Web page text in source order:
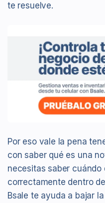
te resuelve.
Por eso vale la pena
con saber qué es una
necesitas saber
correctamente dentro
Bsale te ayuda a bajar